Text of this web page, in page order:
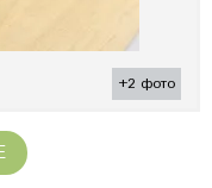
+2 фото